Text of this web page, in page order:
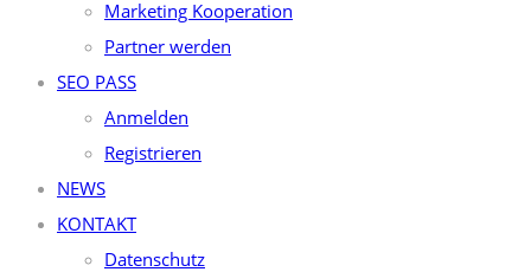
Marketing Kooperation
Partner werden
SEO PASS
Anmelden
Registrieren
NEWS
KONTAKT
Datenschutz